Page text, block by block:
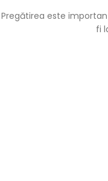
Pregătirea este
fi